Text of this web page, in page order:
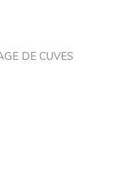
DE CUVES